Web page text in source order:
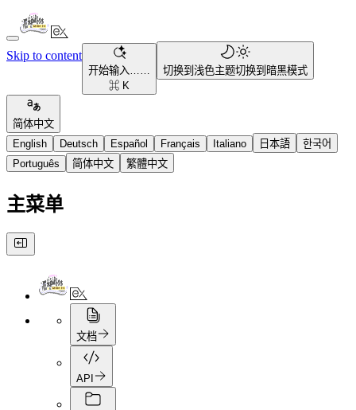
Skip to content
开始输入……
⌘ K
切换到浅色主题切换到暗黑模式
简体中文
English
Deutsch Español Français Italiano 日本語
한국어
Português
简体中文 繁體中文
主菜单
文档
API